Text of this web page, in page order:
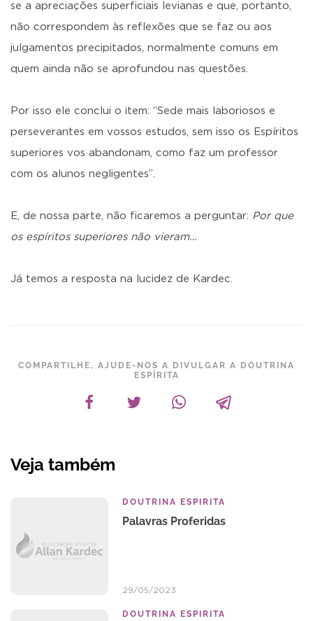
se a apreciações superficiais levianas e que, portanto,
não correspondem às reflexões que se faz ou aos
julgamentos precipitados, normalmente comuns em
quem ainda não se aprofundou nas questões.
Por isso ele conclui o item: “Sede mais laboriosos e
perseverantes em vossos estudos, sem isso os Espíritos
superiores vos abandonam, como faz um professor
com os alunos negligentes”.
E, de nossa parte, não ficaremos a perguntar: Por que
os espíritos superiores não vieram…
Já temos a resposta na lucidez de Kardec.
COMPARTILHE, AJUDE-NOS A DIVULGAR A DOUTRINA
ESPÍRITA
Veja também
DOUTRINA ESPIRITA
Palavras Proferidas
29/05/2023
DOUTRINA ESPIRITA